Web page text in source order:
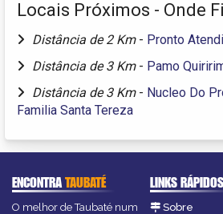
Locais Próximos - Onde
Distância de 2 Km - Pronto
Distância de 3 Km - Pamo
Distância de 3 Km - Nucleo Do
Familia Santa Tereza
ENCONTRATAUBATÉ
O melhor de Taubaté num
LINKS RÁPIDOS
Sobre